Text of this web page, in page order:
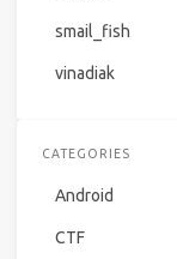
smail_fish
vinadiak
CATEGORIES
Android
CTF